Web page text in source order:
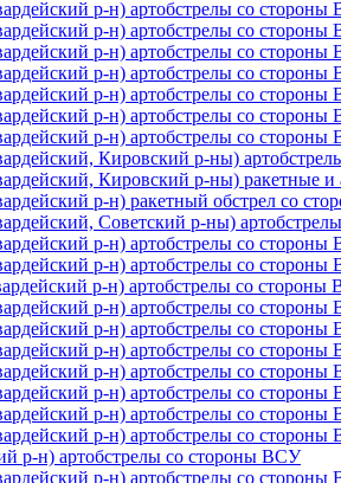
р-н) артобстрелы со
р-н) артобстрелы со
р-н) артобстрелы со
р-н) артобстрелы со
р-н) артобстрелы со
р-н) артобстрелы со
р-н) артобстрелы со
Кировский р-ны)
Кировский р-ны) ракетные
р-н) ракетный обстрел со
Советский р-ны)
р-н) артобстрелы со
р-н) артобстрелы со
р-н) артобстрелы со стороны
р-н) артобстрелы со
р-н) артобстрелы со
р-н) артобстрелы со
р-н) артобстрелы со
р-н) артобстрелы со
р-н) артобстрелы со
р-н) артобстрелы со
р-н) артобстрелы со стороны ВСУ
р-н) артобстрелы со